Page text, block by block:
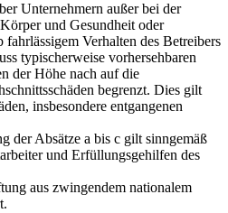
Unternehmern außer bei der
und Gesundheit oder
Verhalten des Betreibers
typischerweise vorhersehbaren
der Höhe nach auf die
begrenzt. Dies gilt
insbesondere entgangenen
der Absätze a bis c gilt sinngemäß
und Erfüllungsgehilfen des
aus zwingendem nationalem